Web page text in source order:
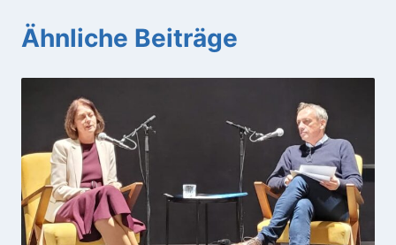
Ähnliche Beiträge